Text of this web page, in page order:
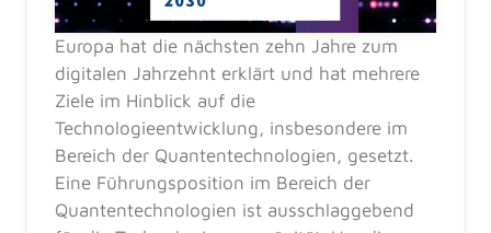
Europa hat die nächsten zehn Jahre zum
digitalen Jahrzehnt erklärt und hat mehrere
Ziele im Hinblick auf die
Technologieentwicklung, insbesondere im
Bereich der Quantentechnologien, gesetzt.
Eine Führungsposition im Bereich der
Quantentechnologien ist ausschlaggebend